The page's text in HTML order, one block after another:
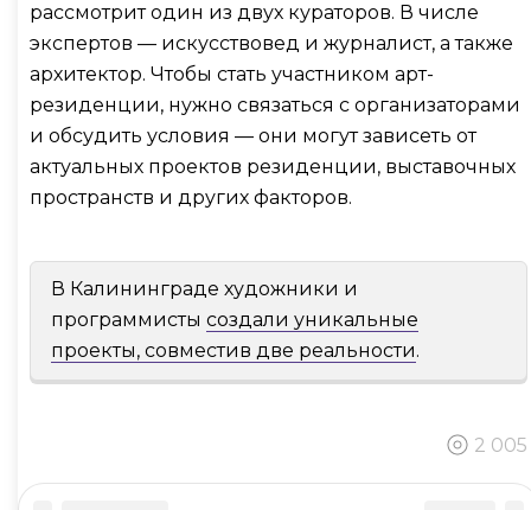
рассмотрит один из двух кураторов. В числе
экспертов — искусствовед и журналист, а также
архитектор. Чтобы стать участником арт-
резиденции, нужно связаться с организаторами
и обсудить условия — они могут зависеть от
актуальных проектов резиденции, выставочных
пространств и других факторов.
В Калининграде художники и
программисты создали уникальные
проекты, совместив две реальности.
2 005